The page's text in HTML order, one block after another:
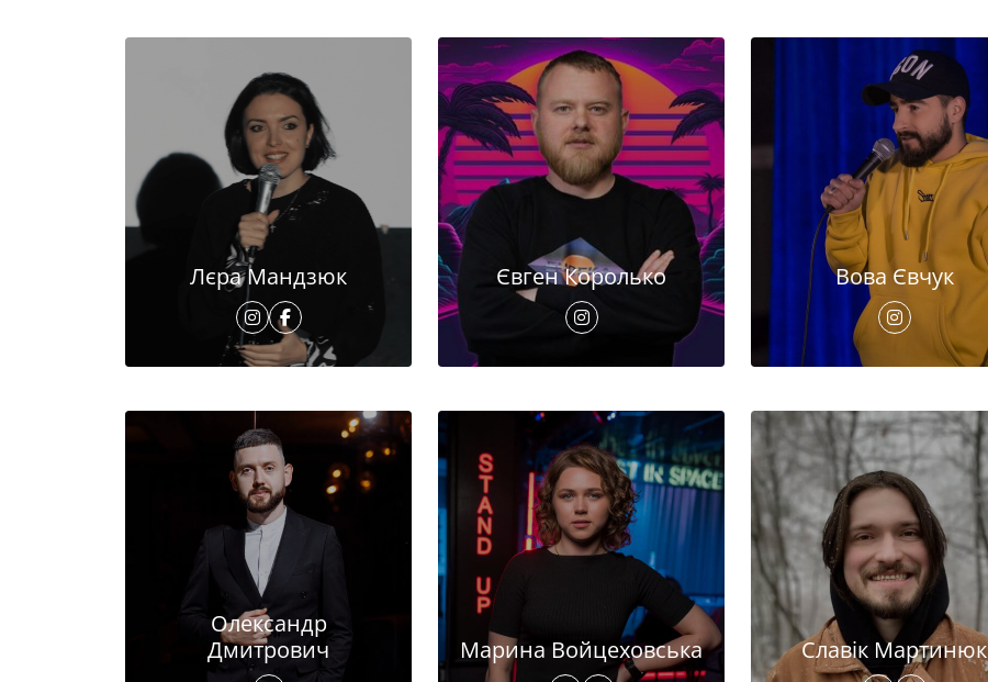
Лєра Мандзюк Євген Королько Вова Євчук
Олександр
Дмитрович
Марина Войцеховська Славік Мартинюк